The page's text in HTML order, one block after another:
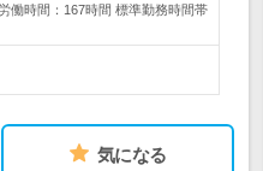
働時間：167時間 標準勤務時間帯
気になる